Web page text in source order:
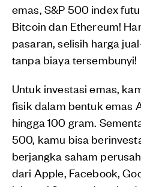
emas, S&P 500 index
Bitcoin dan Ethereum!
pasaran, selisih harga
tanpa biaya tersembunyi!
Untuk investasi emas,
fisik dalam bentuk emas
hingga 100 gram.
500, kamu bisa
berjangka saham
dari Apple, Facebook,